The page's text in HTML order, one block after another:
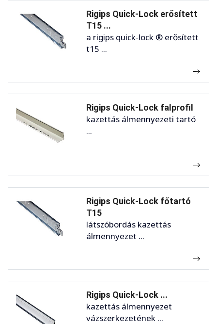
Rigips Quick-Lock erősített
T15 ...
a rigips quick-lock ® erősített
t15 ...
Rigips Quick-Lock falprofil
kazettás álmennyezeti tartó
...
Rigips Quick-Lock főtartó
T15
látszóbordás kazettás
álmennyezet ...
Rigips Quick-Lock ...
kazettás álmennyezet
vázszerkezetének ...